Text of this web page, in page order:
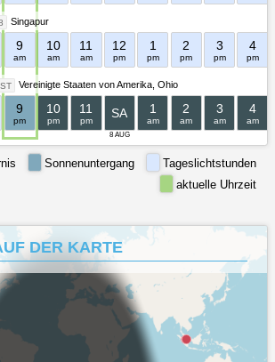
Singapur
9
am
10
am
11
am
12
pm
1
pm
2
pm
3
pm
4
pm
Vereinigte Staaten von Amerika Ohio
9
pm
10
pm
11
pm
8 AUG
SA 1
am
2
am
3
am
4
am
Tageslichtstunden
Sonnenuntergang
aktuelle Uhrzeit
DER KARTE